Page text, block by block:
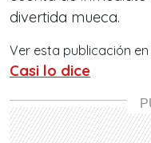
divertida mueca.
Ver esta publicación
Casi lo dice